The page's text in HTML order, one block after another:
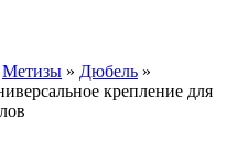
Метизы » Дюбель »
крепление для